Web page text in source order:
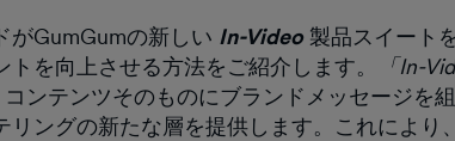
がGumGumの新しい In-Video製品スイート
を向上させる方法をご紹介します。
「In-
ンテンツそのものにブランドメッセージを
リングの新たな層を提供します。これにより